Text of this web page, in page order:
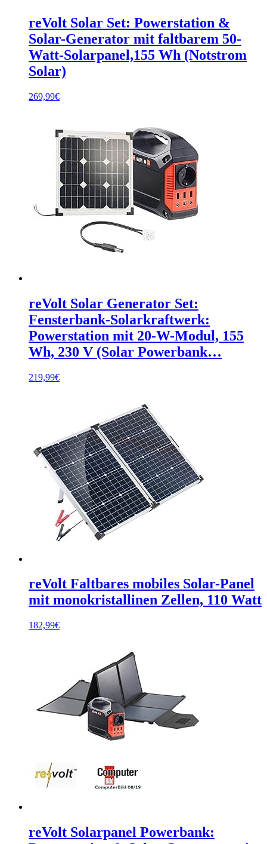
reVolt Solar Set: Powerstation &
Solar-Generator mit faltbarem 50-
Watt-Solarpanel,155 Wh (Notstrom
Solar)
269,99€
reVolt Solar Generator Set:
Fensterbank-Solarkraftwerk:
Powerstation mit 20-W-Modul, 155
Wh, 230 V (Solar Powerbank…
219,99€
reVolt Faltbares mobiles Solar-Panel
mit monokristallinen Zellen, 110 Watt
182,99€
reVolt Solarpanel Powerbank: